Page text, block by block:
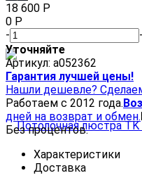
18 600 Р
0 Р
-
Уточняйте
Артикул: a052362
Гарантия лучшей цены!
Нашли дешевле?
Работаем с 2012 года.
дней на возврат и обмен.
Без процентов.
Характеристики
Доставка